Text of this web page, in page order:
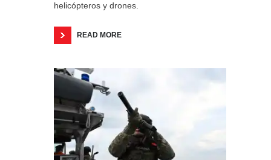
helicópteros y drones.
READ MORE